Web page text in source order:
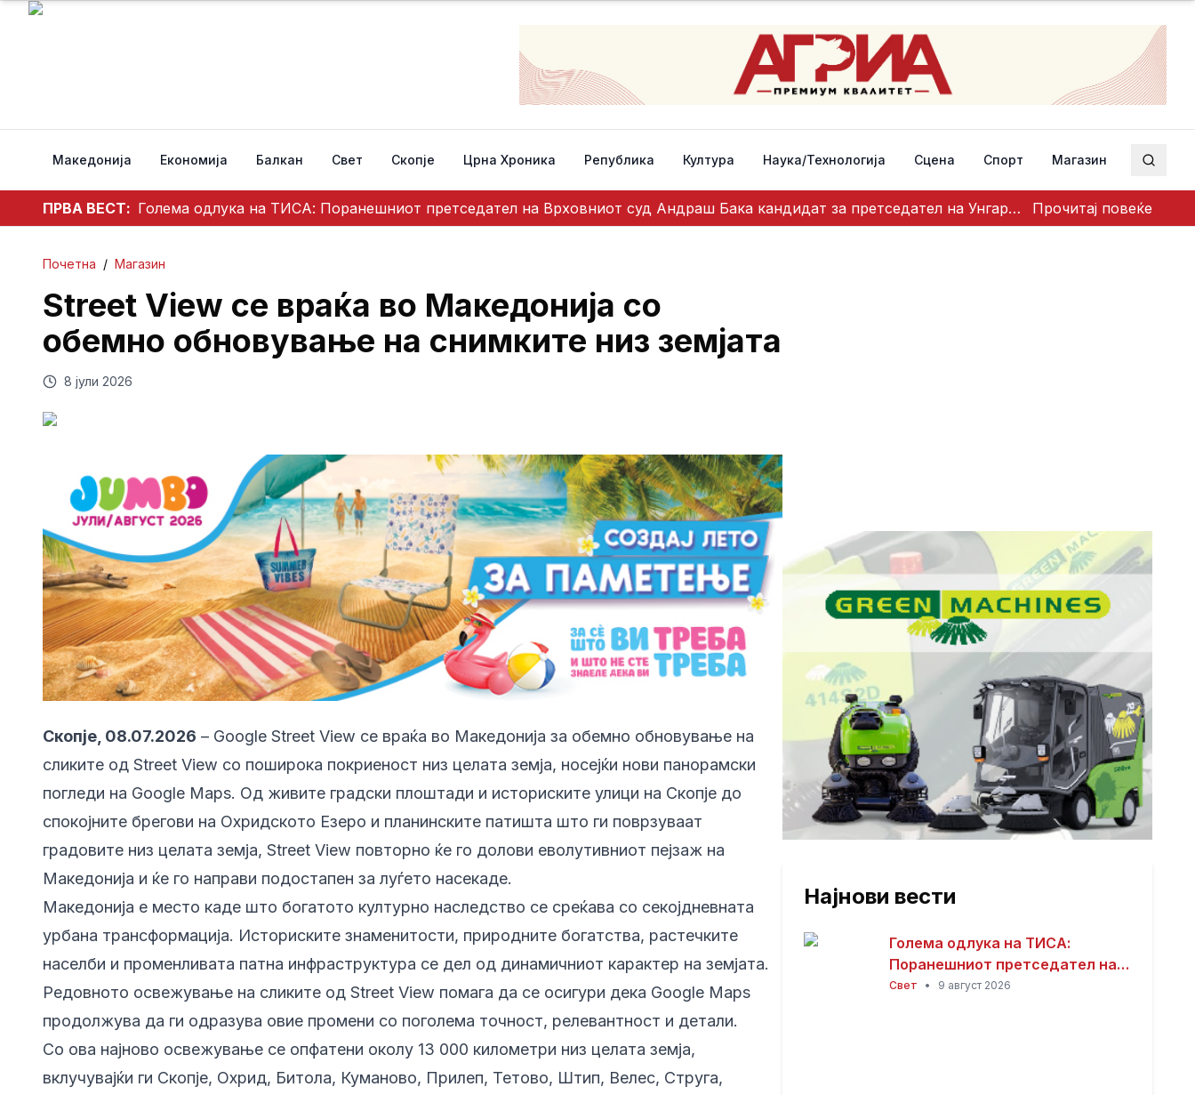
Македонија Економија Балкан Свет Скопје Црна Хроника Република Култура Наука/Технологија Сцена Спорт Магазин
ПРВА ВЕСТ: Голема одлука на ТИСА: Поранешниот претседател на Врховниот суд Андраш Бака кандидат за претседател на Унгарија Прочитај повеќе
Почетна / Магазин
Street View се враќа во Македонија со
обемно обновување на снимките низ земјата
8 јули 2026
Скопје, 08.07.2026 – Google Street View се враќа во Македонија за обемно обновување на
сликите од Street View со поширока покриеност низ целата земја, носејќи нови панорамски
погледи на Google Maps. Од живите градски плоштади и историските улици на Скопје до
спокојните брегови на Охридското Езеро и планинските патишта што ги поврзуваат
градовите низ целата земја, Street View повторно ќе го долови еволутивниот пејзаж на
Македонија и ќе го направи подостапен за луѓето насекаде.
Македонија е место каде што богатото културно наследство се среќава со секојдневната
урбана трансформација. Историските знаменитости, природните богатства, растечките
населби и променливата патна инфраструктура се дел од динамичниот карактер на земјата.
Редовното освежување на сликите од Street View помага да се осигури дека Google Maps
продолжува да ги одразува овие промени со поголема точност, релевантност и детали.
Со ова најново освежување се опфатени околу 13 000 километри низ целата земја,
вклучувајќи ги Скопје, Охрид, Битола, Куманово, Прилеп, Тетово, Штип, Велес, Струга,
Најнови вести
Голема одлука на ТИСА:
Поранешниот претседател на
Врховниот суд Андраш Бака
Свет • 9 август 2026